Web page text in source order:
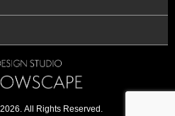
All Rights Reserved.